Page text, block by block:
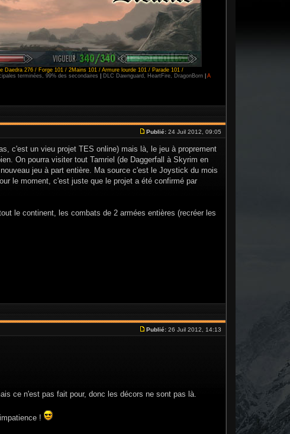
Daedra 276 / Forge 101 / 2Mains 101 / Armure lourde 101 / Parade 101 /
terminées, 99% des secondaires DLC Dawnguard, HeartFire, DragonBorn
A
Publié: 24 Juil 2012, 09:05
c'est un vieu projet TES online) mais là, le jeu à proprement
On pourra visiter tout Tamriel (de Daggerfall à Skyrim en
jeu à part entière. Ma source c'est le Joystick du mois
le moment, c'est juste que le projet a été confirmé par
le continent, les combats de 2 armées entières (recréer les
Publié: 26 Juil 2012, 14:13
ce n'est pas fait pour, donc les décors ne sont pas là.
!